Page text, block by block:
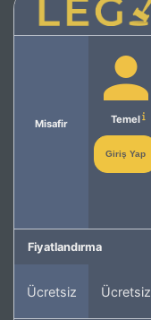
Misafir Temel
Giriş Yap
Fiyatlandırma
Ücretsiz Ücretsiz